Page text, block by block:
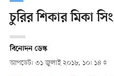
চুরির শিকার মিকা সিং
বিনোদন ডেস্ক
আপডেট: ৩১ জুলাই ২০১৮, ১০: ১৪